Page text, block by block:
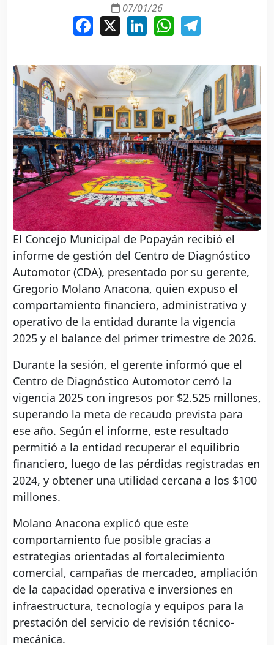
07/01/26
Facebook LinkedInWhatsApp
El Concejo Municipal de Popayán recibió el
informe de gestión del Centro de Diagnóstico
Automotor (CDA), presentado por su gerente,
Gregorio Molano Anacona, quien expuso el
comportamiento financiero, administrativo y
operativo de la entidad durante la vigencia
2025 y el balance del primer trimestre de 2026.
Durante la sesión, el gerente informó que el
Centro de Diagnóstico Automotor cerró la
vigencia 2025 con ingresos por $2.525 millones,
superando la meta de recaudo prevista para
ese año. Según el informe, este resultado
permitió a la entidad recuperar el equilibrio
financiero, luego de las pérdidas registradas en
2024, y obtener una utilidad cercana a los $100
millones.
Molano Anacona explicó que este
comportamiento fue posible gracias a
estrategias orientadas al fortalecimiento
comercial, campañas de mercadeo, ampliación
de la capacidad operativa e inversiones en
infraestructura, tecnología y equipos para la
prestación del servicio de revisión técnico-
mecánica.